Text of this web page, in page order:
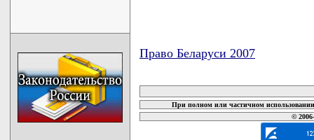
Право Беларуси 2007
При полном или частичном
©